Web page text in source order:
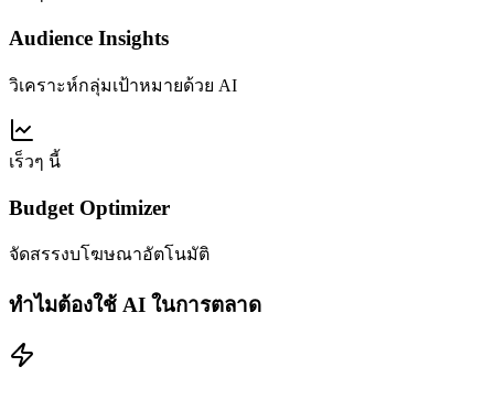
Audience Insights
วิเคราะห์กลุ่มเป้าหมายด้วย AI
เร็วๆ นี้
Budget Optimizer
จัดสรรงบโฆษณาอัตโนมัติ
ทำไมต้องใช้ AI ในการตลาด